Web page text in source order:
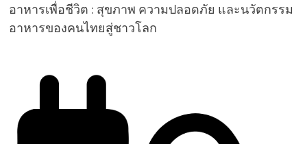
อาหารเพื่อชีวิต : สุขภาพ ความปลอดภัย และนวัตกรรม
อาหารของคนไทยสู่ชาวโลก